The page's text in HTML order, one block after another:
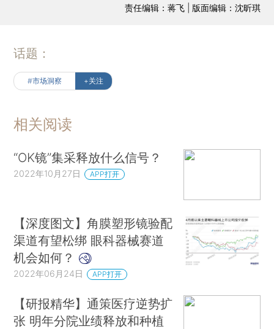
责任编辑：蒋飞 | 版面编辑：沈昕琪
话题：
#市场洞察 +关注
相关阅读
“OK镜”集采释放什么信号？
2022年10月27日 APP打开
【深度图文】角膜塑形镜验配
渠道有望松绑 眼科器械赛道
机会如何？
2022年06月24日 APP打开
【研报精华】通策医疗逆势扩
张 明年分院业绩释放和种植